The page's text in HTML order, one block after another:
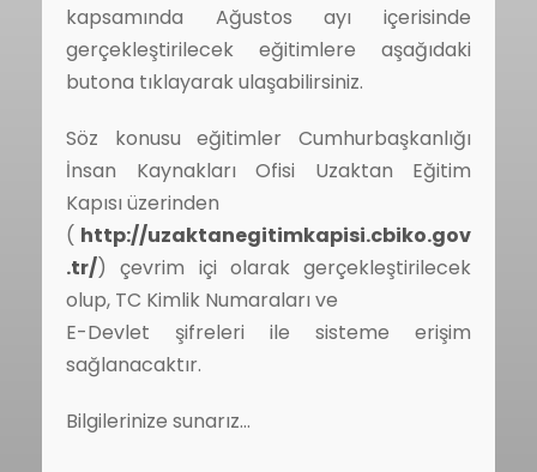
kapsamında Ağustos ayı içerisinde
gerçekleştirilecek eğitimlere aşağıdaki
butona tıklayarak ulaşabilirsiniz.
Söz konusu eğitimler Cumhurbaşkanlığı
İnsan Kaynakları Ofisi Uzaktan Eğitim
Kapısı üzerinden
( http://uzaktanegitimkapisi.cbiko.gov
.tr/) çevrim içi olarak gerçekleştirilecek
olup, TC Kimlik Numaraları ve
E-Devlet şifreleri ile sisteme erişim
sağlanacaktır.
Bilgilerinize sunarız…